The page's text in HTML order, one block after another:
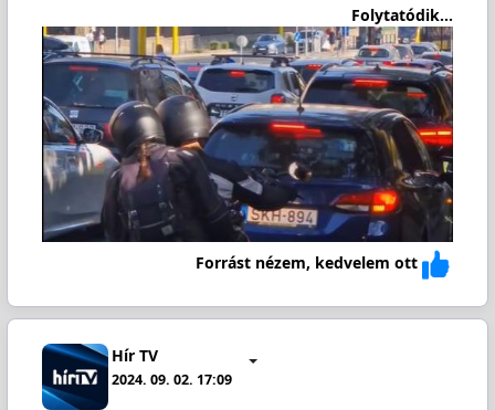
Folytatódik...
Forrást nézem, kedvelem ott
Hír TV
2024. 09. 02. 17:09